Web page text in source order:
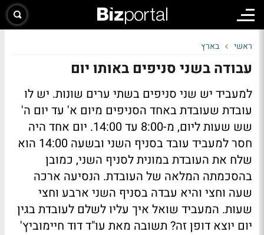
ראשי בארץ
עבודה בשני סניפים באותו יום
למעביד יש שני סניפים בשתי ערים שונות. יש לו
עובדת שעובדת באחד הסניפים מיום א' עד יום ה'
שש שעות ליום, מ-8:00 עד 14:00. יום אחד היה
חסר למעביד עובד בסניף השני ובשעה 14:00 הוא
שלח את העובדת במונית לסניף השני, כמובן
בהסכמתה המלאה של העובדת. הנסיעה ארכה
שעה וחצי והיא עבדה בסניף השני ארבע וחצי
שעות. המעביד שואל איך עליו לשלם לעובדת בגין
יום יוצא דופן זה? תשובה מאת עו"ד דוד חיימוביץ'